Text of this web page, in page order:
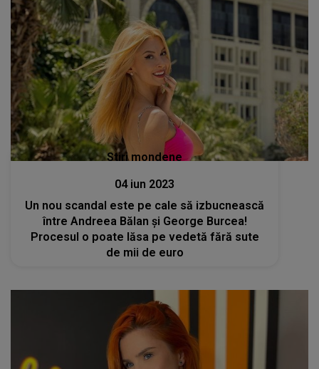
Stiri mondene
04 iun 2023
Un nou scandal este pe cale să izbucnească
între Andreea Bălan și George Burcea!
Procesul o poate lăsa pe vedetă fără sute
de mii de euro